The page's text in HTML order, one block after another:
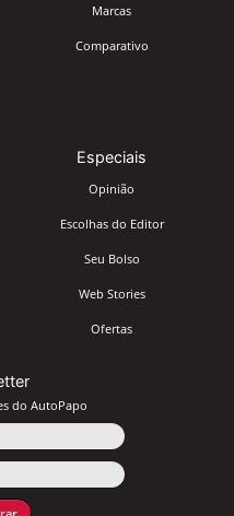
Marcas
Comparativo
Especiais
Opinião
Escolhas do Editor
Seu Bolso
Web Stories
Ofertas
do AutoPapo